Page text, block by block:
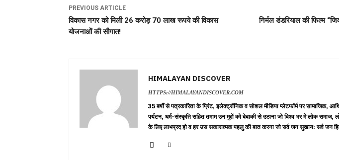
PREVIOUS ARTICLE
विकास नगर को मिली 26 करोड़ 70 लाख रूपये की विकास
योजनाओं की सौगात!
निर्मल डंडरियाल की फिल्म
HIMALAYAN DISCOVER
HTTPS://HIMALAYANDISCOVER.COM
35 बर्षों से पत्रकारिता के प्रिंट, इलेक्ट्रॉनिक व सोशल मीडिया प्लेटफॉर्म पर सामाजिक,
पर्यटन, धर्म-संस्कृति सहित तमाम उन मुद्दों को बेबाकी से उठाना जो विश्व भर में लोक
के लिए लाभप्रद हो व हर उस सकारात्मक पहलु की बात करना जो सर्व जन सुखाय: सर्व जन